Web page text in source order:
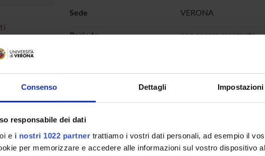
Consenso Dettagli
responsabile dei dati
e i nostri 1022 partner trattiamo i vostri dati personali, ad esempio il
per memorizzare e accedere alle informazioni sul vostro dispositivo
Sede VERONA
Periodo non ancora assegnato